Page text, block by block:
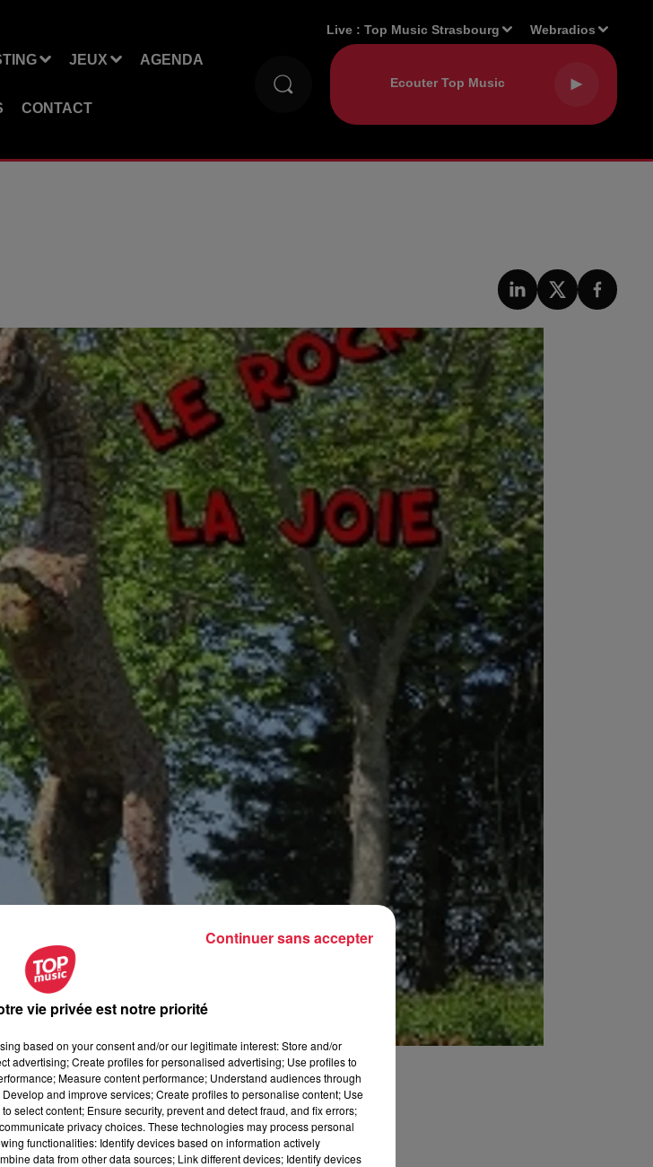
JEUX AGENDA
CONTACT
Live :Top Music Strasbourg Webradios
vie privée est notre priorité
based on your consent and/or our legitimate interest: Store and/or
advertising; Create profiles for personalised advertising; Use profiles to
Measure content performance; Understand audiences through
and improve services; Create profiles to personalise content; Use
select content; Ensure security, prevent and detect fraud, and fix errors;
privacy choices. These technologies may process personal
functionalities: Identify devices based on information actively
data from other data sources; Link different devices; Identify devices
Continuer sans accepter